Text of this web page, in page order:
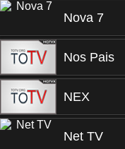
Nova 7
Nos Pais
NEX
Net TV